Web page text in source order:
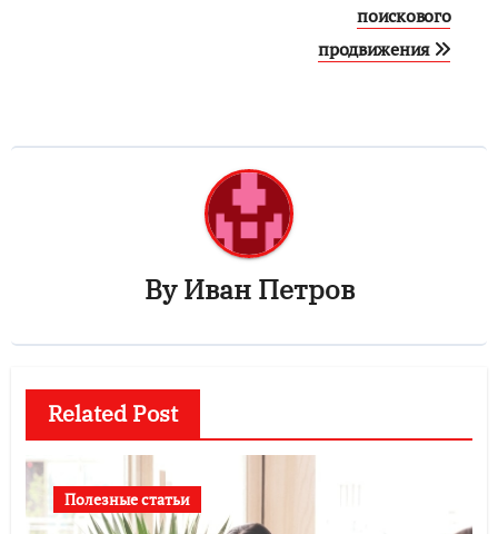
поискового
продвижения
ByИван Петров
Related Post
Полезные статьи